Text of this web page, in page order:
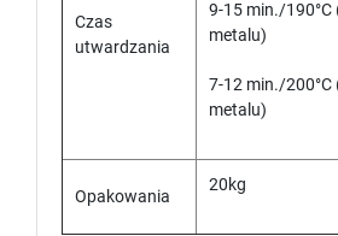
Czas
utwardzania
9-15 min./
metalu)
7-12 min./
metalu)
Opakowania
20kg